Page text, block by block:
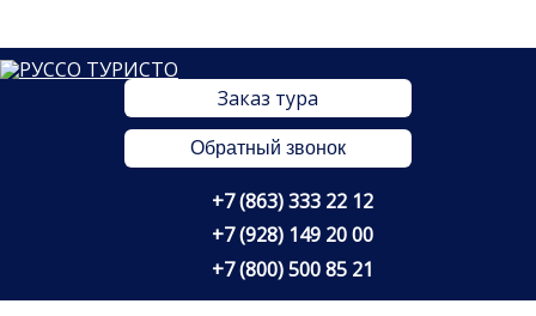
Заказ тура
Обратный звонок
+7 (863) 333 22 12
+7 (928) 149 20 00
+7 (800) 500 85 21